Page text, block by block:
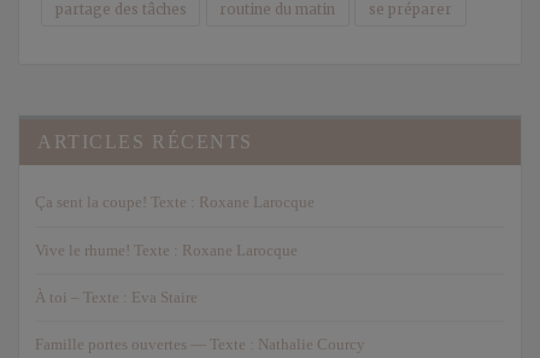
partage des tâches routine du matin se préparer
ARTICLES RÉCENTS
Ça sent la coupe! Texte : Roxane Larocque
Vive le rhume! Texte : Roxane Larocque
À toi – Texte : Eva Staire
Famille portes ouvertes — Texte : Nathalie Courcy